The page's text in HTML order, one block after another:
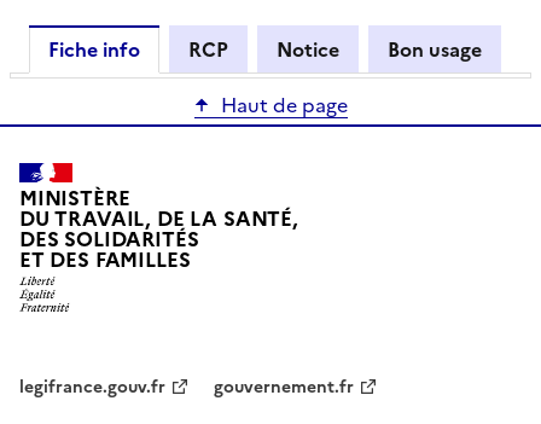
Fiche info RCP Notice
Bon usage
Haut de page
MINISTÈRE
DU TRAVAIL, DE LA SANTÉ,
DES SOLIDARITÉS
ET DES FAMILLES
legifrance.gouv.fr
gouvernement.fr